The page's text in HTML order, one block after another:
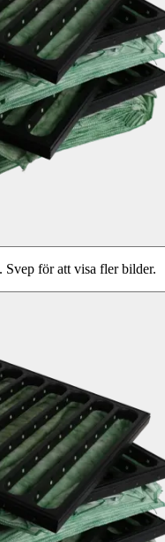
för att visa fler bilder.